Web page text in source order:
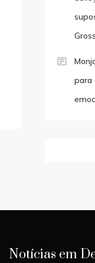
para
Notícias em